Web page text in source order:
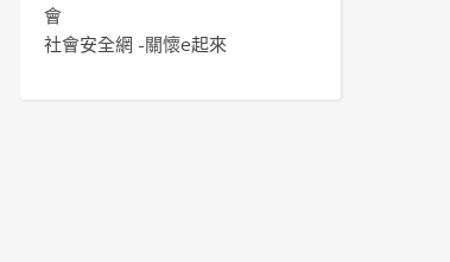
會
社會安全網 -關懷e起來